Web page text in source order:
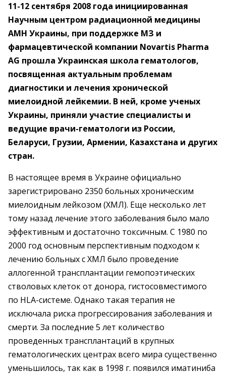
11-12 сентября 2008 года инициированная
Научным центром радиационной медицины
АМН Украины, при поддержке МЗ и
фармацевтической компании Novartis Pharma
AG прошла Украинская школа гематологов,
посвященная актуальным проблемам
диагностики и лечения хронической
миелоидной лейкемии. В ней, кроме ученых
Украины, приняли участие специалисты и
ведущие врачи-гематологи из России,
Беларуси, Грузии, Армении, Казахстана и других
стран.
В настоящее время в Украине официально
зарегистрировано 2350 больных хроническим
миелоидным лейкозом (ХМЛ). Еще несколько лет
тому назад лечение этого заболевания было мало
эффективным и достаточно токсичным. С 1980 по
2000 год основным перспективным подходом к
лечению больных с ХМЛ было проведение
аллогенной трансплантации гемопоэтических
стволовых клеток от донора, гистосовместимого
по HLA-системе. Однако такая терапия не
исключала риска прогрессирования заболевания и
смерти. За последние 5 лет количество
проведенных трансплантаций в крупных
гематологических центрах всего мира существенно
уменьшилось, так как в 1998 г. появился иматиниба